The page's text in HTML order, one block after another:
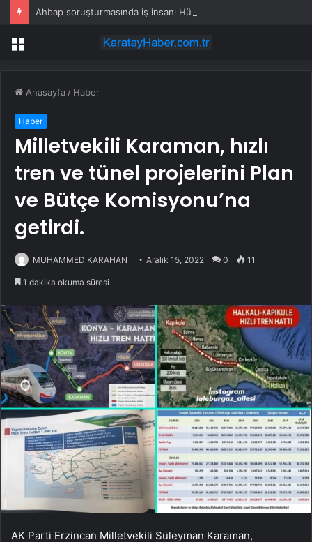
Menü
Anasayfa / Haber
Haber
Milletvekili Karaman, hızlı
tren ve tünel projelerini Plan
ve Bütçe Komisyonu’na
getirdi.
MUHAMMED KARAHAN Aralık 15, 2022 0 11
1 dakika okuma süresi
AK Parti Erzincan Milletvekili Süleyman Karaman,